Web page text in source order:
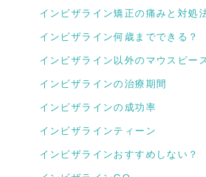
インビザライン矯正の痛みと対処
インビザライン何歳までできる？
インビザライン以外のマウスピー
インビザラインの治療期間
インビザラインの成功率
インビザラインティーン
インビザラインおすすめしない？